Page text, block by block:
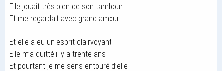
Elle jouait très bien de son tambour
Et me regardait avec grand amour.
Et elle a eu un esprit clairvoyant.
Elle m’a quitté il y a trente ans
Et pourtant je me sens entouré d’elle